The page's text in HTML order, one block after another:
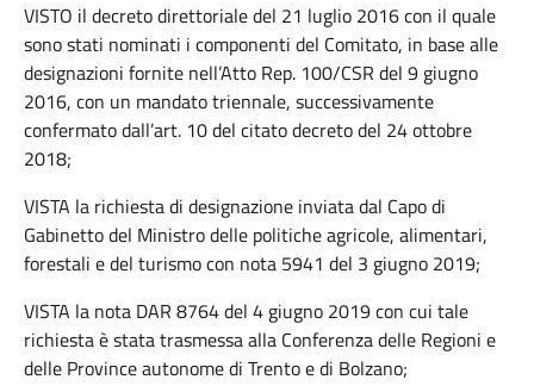
VISTO il decreto direttoriale del 21 luglio 2016 con il quale
sono stati nominati i componenti del Comitato, in base alle
designazioni fornite nell’Atto Rep. 100/CSR del 9 giugno
2016, con un mandato triennale, successivamente
confermato dall’art. 10 del citato decreto del 24 ottobre
2018;
VISTA la richiesta di designazione inviata dal Capo di
Gabinetto del Ministro delle politiche agricole, alimentari,
forestali e del turismo con nota 5941 del 3 giugno 2019;
VISTA la nota DAR 8764 del 4 giugno 2019 con cui tale
richiesta è stata trasmessa alla Conferenza delle Regioni e
delle Province autonome di Trento e di Bolzano;